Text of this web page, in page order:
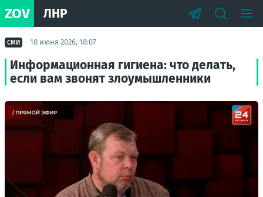
ZOV ЛНР
СМИ 10 июня 2026, 18:07
Информационная гигиена: что делать,
если вам звонят злоумышленники